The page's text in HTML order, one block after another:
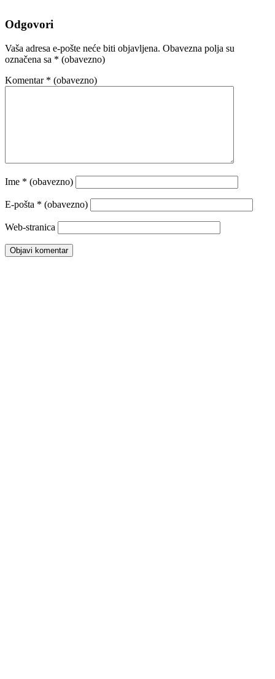
Odgovori
Vaša adresa e-pošte neće biti objavljena. Obavezna polja su
označena sa * (obavezno)
Komentar * (obavezno)
Ime * (obavezno)
E-pošta * (obavezno)
Web-stranica